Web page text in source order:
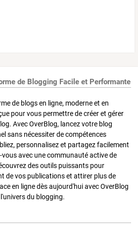
de Blogging Facile et Performante
de blogs en ligne, moderne et en
pour vous permettre de créer et gérer
Avec OverBlog, lancez votre blog
sans nécessiter de compétences
personnalisez et partagez facilement
avec une communauté active de
des outils puissants pour
de vos publications et attirer plus de
en ligne dès aujourd'hui avec OverBlog
du blogging.